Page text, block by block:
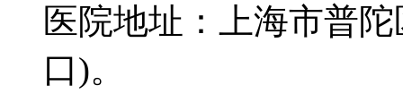
医院地址：上海市普
口)。